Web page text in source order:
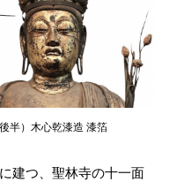
半）木心乾漆造 漆箔
建つ、聖林寺の十一面